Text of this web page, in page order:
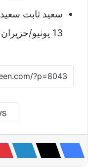
سعيد ثابت سعيد
13 يونيو/حزيران 2025